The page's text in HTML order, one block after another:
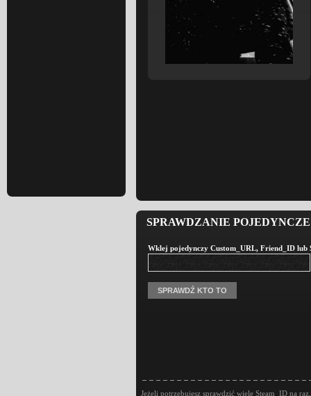
SPRAWDZANIE
Wklej pojedynczy Custom_URL, Friend_ID lub
Jeżeli potrzebujesz sprawdzić wiele Steam_ID na